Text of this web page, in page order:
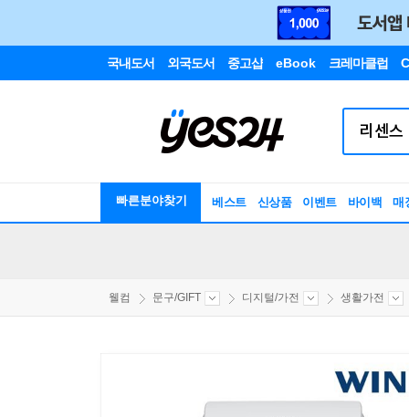
국내도서 외국도서 중고샵 eBook 크레마클럽
빠른분야찾기 베스트 신상품 이벤트 바이백 매
웰컴 문구/GIFT 디지털/가전 생활가전